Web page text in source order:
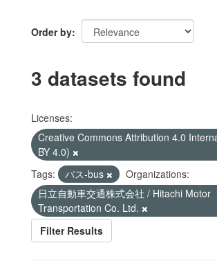
Order by
3 datasets found
Licenses:
Creative Commons Attribution 4.0
BY 4.0)
Tags:
バス-bus
Organizations:
日立自動車交通株式会社 / Hitachi Motor
Transportation Co. Ltd.
Filter Results